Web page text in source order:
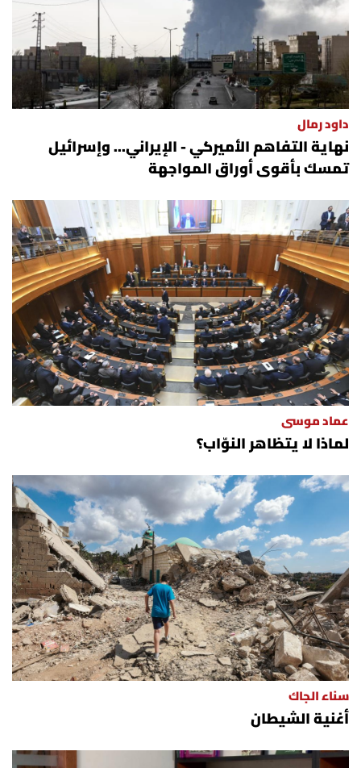
داود رمال
نهاية التفاهم الأميركي - الإيراني... وإسرائيل
تمسك بأقوى أوراق المواجهة
عماد موسى
لماذا لا يتظاهر النوّاب؟
سناء الجاك
أغنية الشيطان